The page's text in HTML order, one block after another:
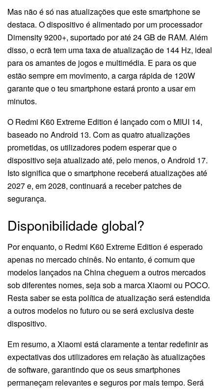
Mas não é só nas atualizações que este smartphone se
destaca. O dispositivo é alimentado por um processador
Dimensity 9200+, suportado por até 24 GB de RAM. Além
disso, o ecrã tem uma taxa de atualização de 144 Hz, ideal
para os amantes de jogos e multimédia. E para os que
estão sempre em movimento, a carga rápida de 120W
garante que o teu smartphone estará pronto a usar em
minutos.
O Redmi K60 Extreme Edition é lançado com o MIUI 14,
baseado no Android 13. Com as quatro atualizações
prometidas, os utilizadores podem esperar que o
dispositivo seja atualizado até, pelo menos, o Android 17.
Isto significa que o smartphone receberá atualizações até
2027 e, em 2028, continuará a receber patches de
segurança.
Disponibilidade global?
Por enquanto, o Redmi K60 Extreme Edition é esperado
apenas no mercado chinês. No entanto, é comum que
modelos lançados na China cheguem a outros mercados
sob diferentes nomes, seja sob a marca Xiaomi ou POCO.
Resta saber se esta política de atualização será estendida
a outros modelos no futuro ou se será exclusiva deste
dispositivo.
Em resumo, a Xiaomi está claramente a tentar redefinir as
expectativas dos utilizadores em relação às atualizações
de software, garantindo que os seus smartphones
permaneçam relevantes e seguros por mais tempo. Será